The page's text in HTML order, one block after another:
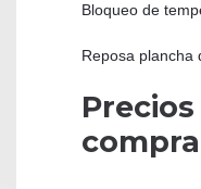
Bloqueo de
Reposa plancha